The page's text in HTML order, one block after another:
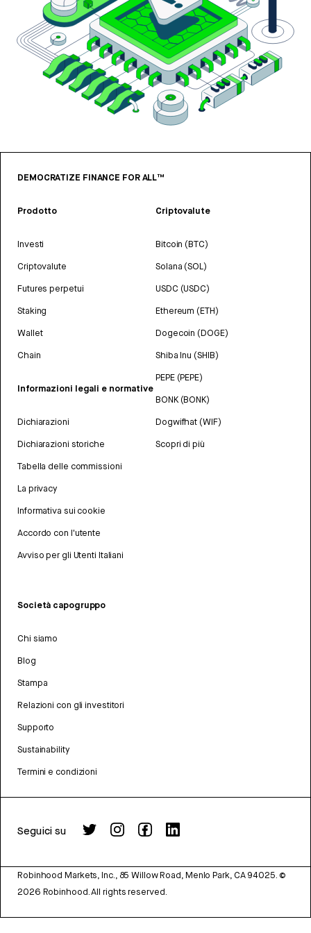
DEMOCRATIZE FINANCE FOR ALL™
Prodotto
Investi
Criptovalute
Futures perpetui
Staking
Wallet
Chain
Informazioni legali e normative
Dichiarazioni
Dichiarazioni storiche
Tabella delle commissioni
La privacy
Informativa sui cookie
Accordo con l'utente
Avviso per gli Utenti Italiani
Criptovalute
Bitcoin (BTC)
Solana (SOL)
USDC (USDC)
Ethereum (ETH)
Dogecoin (DOGE)
Shiba Inu (SHIB)
PEPE (PEPE)
BONK (BONK)
Dogwifhat (WIF)
Scopri di più
Società capogruppo
Chi siamo
Blog
Stampa
Relazioni con gli investitori
Supporto
Sustainability
Termini e condizioni
Seguici su
Robinhood Markets, Inc., 85 Willow Road, Menlo Park, CA 94025. ©
2026 Robinhood. All rights reserved.